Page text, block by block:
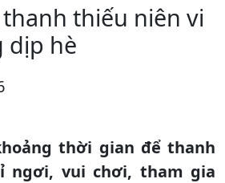
thiếu niên vi
dịp hè
thời gian để thanh
ngơi, vui chơi, tham gia